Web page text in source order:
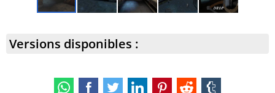
Versions disponibles :